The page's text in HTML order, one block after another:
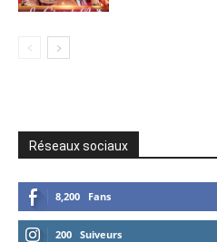
Réseaux sociaux
8,200 Fans
200 Suiveurs